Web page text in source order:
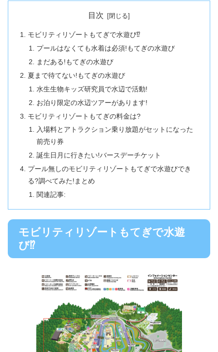
目次
モビリティリゾートもてぎで水遊び⁉
プールはなくても水着は必須!もてぎの水遊び
まだある!もてぎの水遊び
夏まで待てない!もてぎの水遊び
水生生物キッズ研究員で水辺で活動!
お泊り限定の水辺ツアーがあります!
モビリティリゾートもてぎの料金は?
入場料とアトラクション乗り放題がセットになった
前売り券
誕生日月に行きたい!バースデーチケット
プール無しのモビリティリゾートもてぎで水遊びでき
る?調べてみた!まとめ
関連記事:
モビリティリゾートもてぎで水遊
び⁉